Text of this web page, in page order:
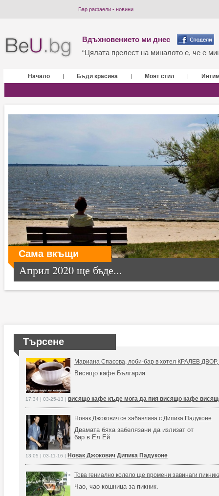
Бар рафаели - новини
Вдъхновението ми днес
“Цялата прелест на миналото е, че е
Начало | Бъди красива | Моят стил |
Сама вкъщи
Април 2020 ще бъде...
Търсене
Мариана Спасова, лоби-бар в хотел КРАЛЕВ ДВОР,
Висящо кафе България
17:34 | 03-25-13 | висящо кафе къде мога да пия висящо кафе
Новак Джокович се забавлява с Дипика Падуконе
Двамата бяха забелязани да излизат от
бар в Ел Ей
13:05 | 03-11-16 | Новак Джокович Дипика Падуконе
Това гениално колело ще промени завинаги
Чао, чао кошница за пикник.